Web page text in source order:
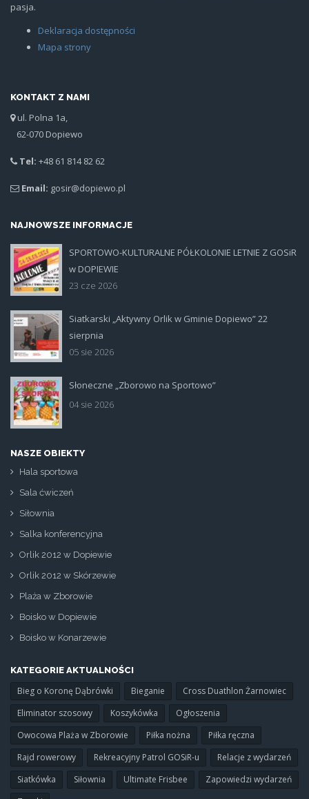
pasja.
Deklaracja dostępności
Mapa strony
KONTAKT Z NAMI
ul. Polna 1a,
62-070 Dopiewo
Tel: +48 61 814 82 62
Email: gosir@dopiewo.pl
NAJNOWSZE INFORMACJE
plakat.jpg
SPORTOWO-KULTURALNE PÓŁKOLONIE LETNIE Z GOSiR
w DOPIEWIE
23 cze 2026
siatka_poziom.jpg
Siatkarski „Aktywny Orlik w Gminie Dopiewo” 22
sierpnia
05 sie 2026
Słoneczne „Zborowo na Sportowo”
04 sie 2026
NASZE OBIEKTY
Hala sportowa
Sala ćwiczeń
Siłownia
Salka konferencyjna
Orlik 2012 w Dopiewie
Orlik 2012 w Skórzewie
Plaża w Zborowie
Boisko w Dopiewie
Boisko w Konarzewie
KATEGORIE AKTUALNOŚCI
Bieg o Koronę Dąbrówki Bieganie
Cross Duathlon Żarnowiec
Eliminator szosowy
Koszykówka
Ogłoszenia
Owocowa Plaża w Zborowie
Piłka nożna
Piłka ręczna
Rajd rowerowy
Rekreacyjny Patrol GOSiR-u
Relacje z wydarzeń
Siatkówka
Siłownia Ultimate Frisbee
Zapowiedzi wydarzeń